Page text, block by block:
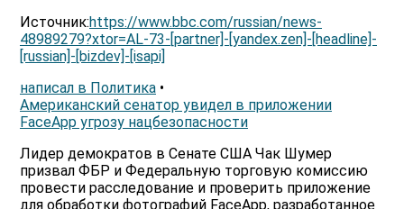
Источник:https://www.bbc.com/russian/news-
48989279?xtor=AL-73-[partner]-[yandex.zen]-[headline]-
[russian]-[bizdev]-[isapi]
написал в Политика •
Американский сенатор увидел в приложении
FaceApp угрозу нацбезопасности
Лидер демократов в Сенате США Чак Шумер
призвал ФБР и Федеральную торговую комиссию
провести расследование и проверить приложение
для обработки фотографий FaceApp, разработанное